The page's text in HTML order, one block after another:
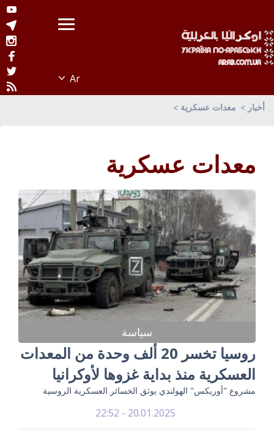
أخبار معدات عسكرية
معدات عسكرية
سياسة
روسيا تخسر 20 ألف وحدة من المعدات
العسكرية منذ بداية غزوها لأوكرانيا
مشروع "أوريكس" الهولندي يوثق الخسائر العسكرية الروسية
20.01.2025 - 22:52